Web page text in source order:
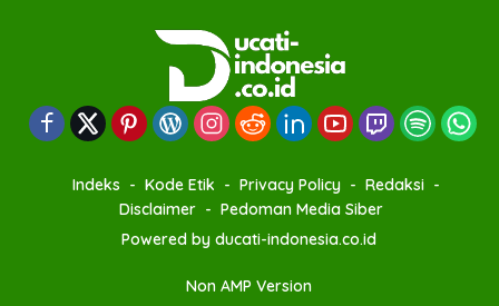
Indeks Kode Etik Privacy Policy
Redaksi
Disclaimer
Pedoman Media Siber
Powered by ducati-indonesia.co.id
Non AMP Version